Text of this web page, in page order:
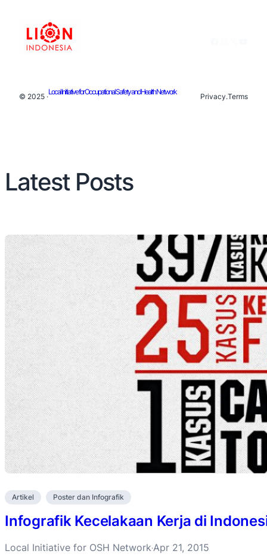
© 2025 ·
Local Initiative for Occupational Safety and Health Network
Privacy.Terms
Latest Posts
Artikel Poster dan Infografik
Infografik Kecelakaan Kerja di
Local Initiative for OSH Network·Apr 21, 2015